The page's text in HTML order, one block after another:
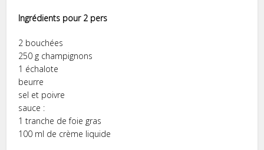
Ingrédients pour 2 pers
2 bouchées
250 g champignons
1 échalote
beurre
sel et poivre
sauce :
1 tranche de foie gras
100 ml de crème liquide